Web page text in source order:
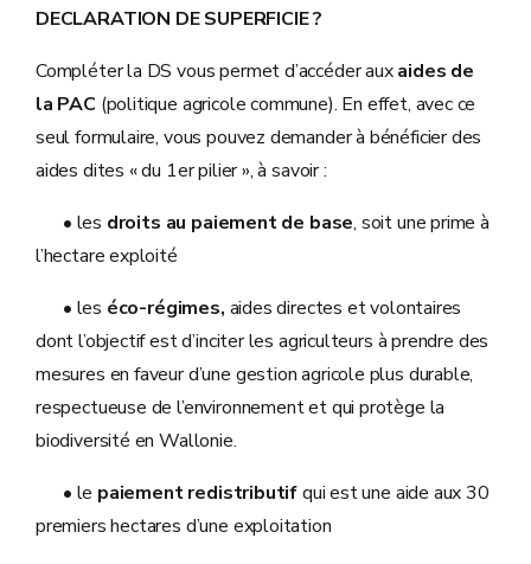
DECLARATION DE SUPERFICIE ?
Compléter la DS vous permet d’accéder auxaides de
la PAC(politique agricole commune). En effet, avec ce
seul formulaire, vous pouvez demander à bénéficier des
aides dites « du 1er pilier », à savoir :
• les droits au paiement de base, soit une prime à
l’hectare exploité
• les éco-régimes, aides directes et volontaires
dont l’objectif est d’inciter les agriculteurs à prendre des
mesures en faveur d’une gestion agricole plus durable,
respectueuse de l’environnement et qui protège la
biodiversité en Wallonie.
• le paiement redistributifqui est une aide aux 30
premiers hectares d’une exploitation